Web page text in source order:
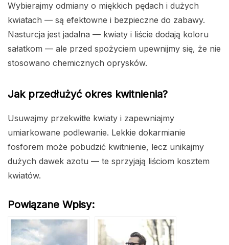
Wybierajmy odmiany o miękkich pędach i dużych
kwiatach — są efektowne i bezpieczne do zabawy.
Nasturcja jest jadalna — kwiaty i liście dodają koloru
sałatkom — ale przed spożyciem upewnijmy się, że nie
stosowano chemicznych oprysków.
Jak przedłużyć okres kwitnienia?
Usuwajmy przekwitłe kwiaty i zapewniajmy
umiarkowane podlewanie. Lekkie dokarmianie
fosforem może pobudzić kwitnienie, lecz unikajmy
dużych dawek azotu — te sprzyjają liściom kosztem
kwiatów.
Powiązane Wpisy: